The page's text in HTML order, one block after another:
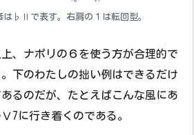
は♭Ⅱで表す。右肩の１は転回型。
、ナポリの６を使う方が合理的で
下のわたしの拙い例はできるだけ
るのだが、たとえばこんな風にあ
に行き着くのである。